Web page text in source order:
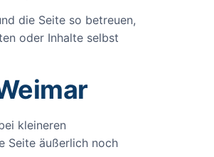
die Seite so betreuen,
oder Inhalte selbst
kleineren
Seite äußerlich noch